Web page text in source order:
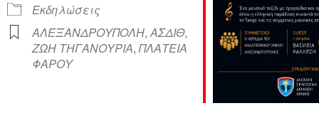
Εκδηλώσεις
ΑΛΕΞΑΝΔΡΟΥΠΟΛΗ,ΑΣΔΙΘ,
ΖΩΗ ΤΗΓΑΝΟΥΡΙΑ,ΠΛΑΤΕΙΑ
ΦΑΡΟΥ